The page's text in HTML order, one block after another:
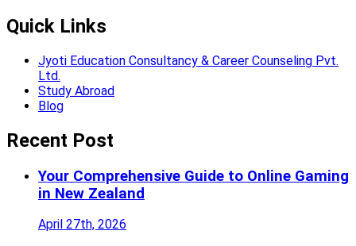
Quick Links
Jyoti Education Consultancy & Career Counseling Pvt.
Ltd.
Study Abroad
Blog
Recent Post
Your Comprehensive Guide to Online Gaming
in New Zealand
April 27th, 2026